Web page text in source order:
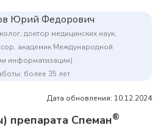
Юрий Федорович
доктор медицинских наук,
академик Международной
информатизации)
более 35 лет
Дата обновления: 10.12.2024
препарата Спеман®